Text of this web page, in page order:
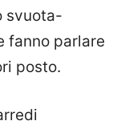
svuota-
fanno parlare
posto.